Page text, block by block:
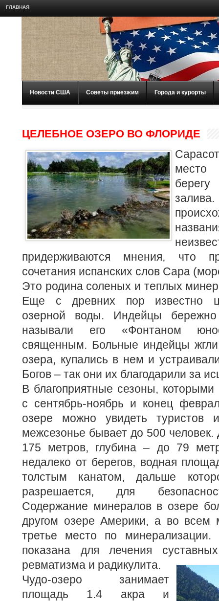
ГЛАВНАЯ
Новости США Советы приезжим Города и курорты
ЦЕЛЕБНОЕ ОЗЕРО ВО ФЛОРИДЕ
место
придерживаются мнения, что
сочетания испанских слов Сара
Это родина соленых и теплых
Еще с древних пор известно
озерной воды. Индейцы бережно
называли его «Фонтаном
священным. Больные индейцы
озера, купались в нем и
Богов – так они их благодарили за
В благоприятные сезоны,
с сентябрь-ноябрь и конец
озере можно увидеть туристов
межсезонье бывает до 500
175 метров, глубина – до 79
недалеко от берегов, водная
толстым канатом, дальше
разрешается, для
Содержание минералов в озере
другом озере Америки, а во всем
третье место по минерализации.
показана для лечения
ревматизма и радикулита.
Чудо-озеро занимает
площадь 1.4 акра и